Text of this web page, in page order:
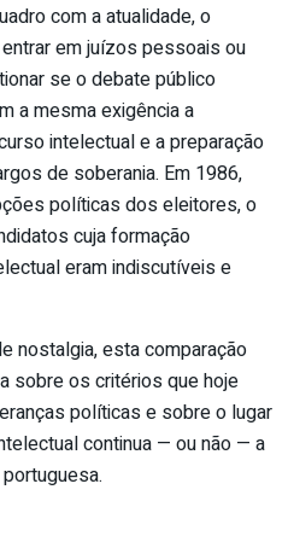
com a atualidade, o
em juízos pessoais ou
se o debate público
a mesma exigência a
intelectual e a preparação
de soberania. Em 1986,
políticas dos eleitores, o
cuja formação
eram indiscutíveis e
nostalgia, esta comparação
sobre os critérios que hoje
políticas e sobre o lugar
continua — ou não — a